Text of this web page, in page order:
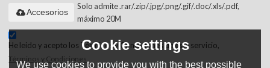
Solo admite .rar/.zip/.jpg/.png/.gif/.doc/.xls/.pdf,
máximo 20M
Accesorios
He leido y acepto los Términos y Condiciones de este servicio,
Términos y Condiciones
Cookie settings
We use cookies to provide you with the best possible